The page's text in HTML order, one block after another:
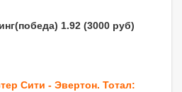
1.92 (3000 руб)
Сити - Эвертон. Тотал: